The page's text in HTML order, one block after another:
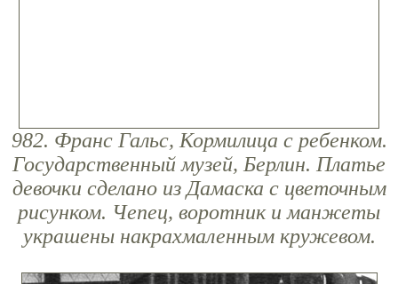
982. Франс Гальс, Кормилица с ребенком.
Государственный музей, Берлин. Платье
девочки сделано из Дамаска с цветочным
рисунком. Чепец, воротник и манжеты
украшены накрахмаленным кружевом.